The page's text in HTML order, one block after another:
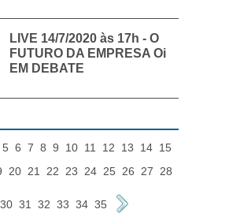
LIVE 14/7/2020 às 17h - O
FUTURO DA EMPRESA Oi
EM DEBATE
5 6 7 8 9 10 11 12 13 14 15
20 21 22 23 24 25 26 27 28
30 31 32 33 34 35